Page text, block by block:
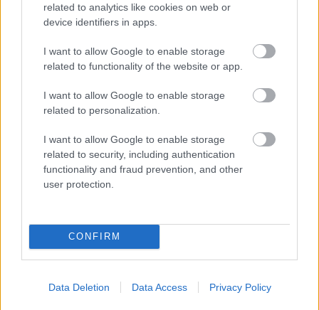
related to analytics like cookies on web or
device identifiers in apps.
I want to allow Google to enable storage
related to functionality of the website or app.
I want to allow Google to enable storage
related to personalization.
I want to allow Google to enable storage
related to security, including authentication
functionality and fraud prevention, and other
user protection.
CONFIRM
Data Deletion Data Access Privacy Policy
TOVÁBB OLVASOM
Szolnok ady endre út,augusztus,csere,csőtörés ivóvíz,
ivóvízvezeték,munkálatok,szolgáltató,Szolnok
Bejegyzés
navigáció
Régebbi bejegyzések